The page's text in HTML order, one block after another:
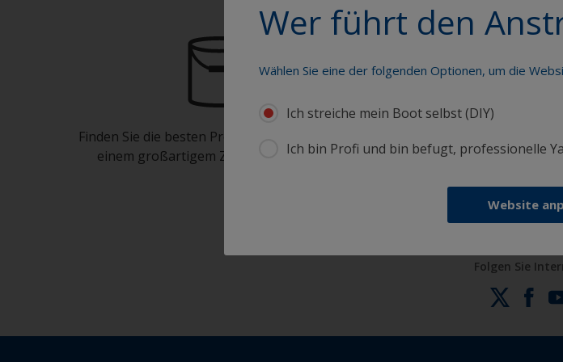
Wer führt den
Wählen Sie eine der folgenden Optionen, um die
Ich streiche mein Boot selbst (DIY)
Ich bin Profi und bin befugt, professionelle
Website
Finden Sie die besten Produkte, um Ihr Boot in
einem großartigem Zustand zu erhalten
Anstricharbeiten mit
Folgen Sie